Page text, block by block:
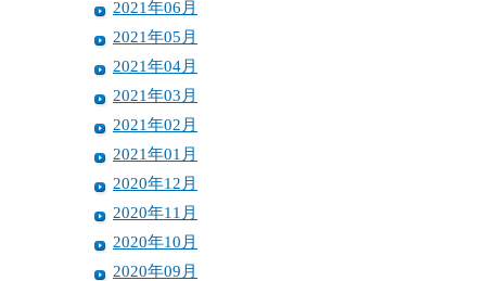
2021年06月
2021年05月
2021年04月
2021年03月
2021年02月
2021年01月
2020年12月
2020年11月
2020年10月
2020年09月